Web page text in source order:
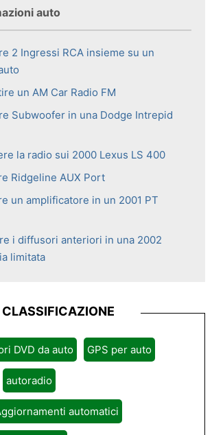
auto
2 Ingressi RCA insieme su un
un AM Car Radio FM
Subwoofer in una Dodge Intrepid
la radio sui 2000 Lexus LS 400
Ridgeline AUX Port
un amplificatore in un 2001 PT
i diffusori anteriori in una 2002
limitata
CLASSIFICAZIONE
DVD da auto GPS per auto
autoradio
automatici